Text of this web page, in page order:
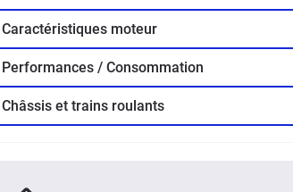
Caractéristiques moteur
Performances / Consommation
Châssis et trains roulants